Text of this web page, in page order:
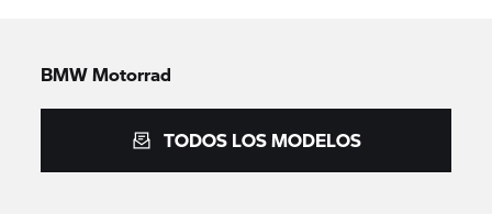
BMW Motorrad
TODOS LOS MODELOS